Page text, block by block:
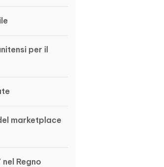
per il
marketplace
Regno